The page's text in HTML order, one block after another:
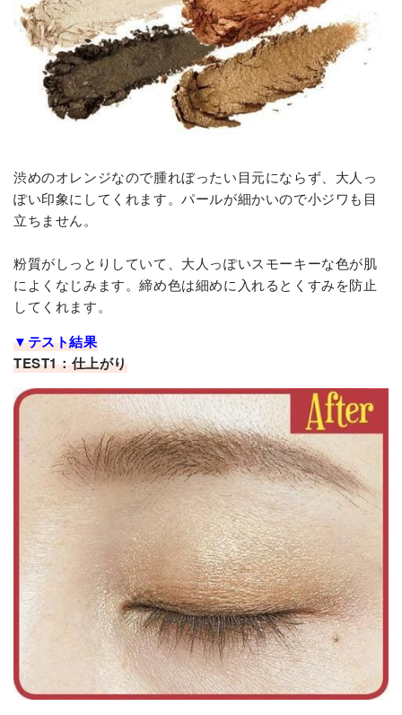
渋めのオレンジなので腫れぼったい目元にならず、大人っ
ぽい印象にしてくれます。パールが細かいので小ジワも目
立ちません。
粉質がしっとりしていて、大人っぽいスモーキーな色が肌
によくなじみます。締め色は細めに入れるとくすみを防止
してくれます。
▼テスト結果
TEST1：仕上がり